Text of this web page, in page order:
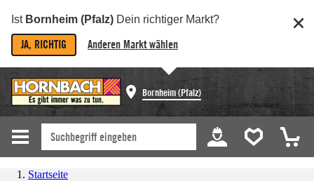
Ist Bornheim (Pfalz) Dein richtiger Markt?
JA, RICHTIG Anderen Markt wählen
Bornheim (Pfalz)
Startseite